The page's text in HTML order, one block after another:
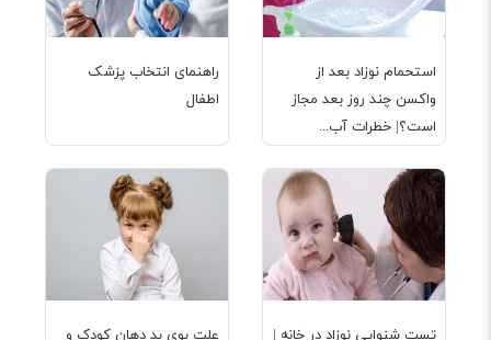
راهنمای انتخاب پزشک
اطفال
استحمام نوزاد بعد از
واکسن چند روز بعد مجاز
است؟| خطرات آب...
علت بوی بد دهان کودک و
تست شنوایی نوزاد در خانه |